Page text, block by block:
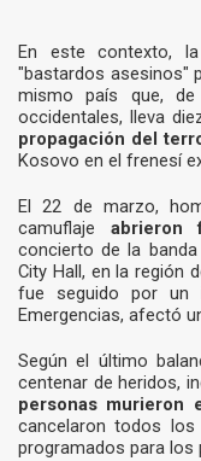
En este contexto,
"bastardos asesinos"
mismo país que,
occidentales, lleva
propagación del
Kosovo en el frenesí
El 22 de marzo,
camuflaje abrieron
concierto de la
City Hall, en la región
fue seguido por un
Emergencias, afectó
Según el último
centenar de heridos,
personas murieron
cancelaron todos
programados para los